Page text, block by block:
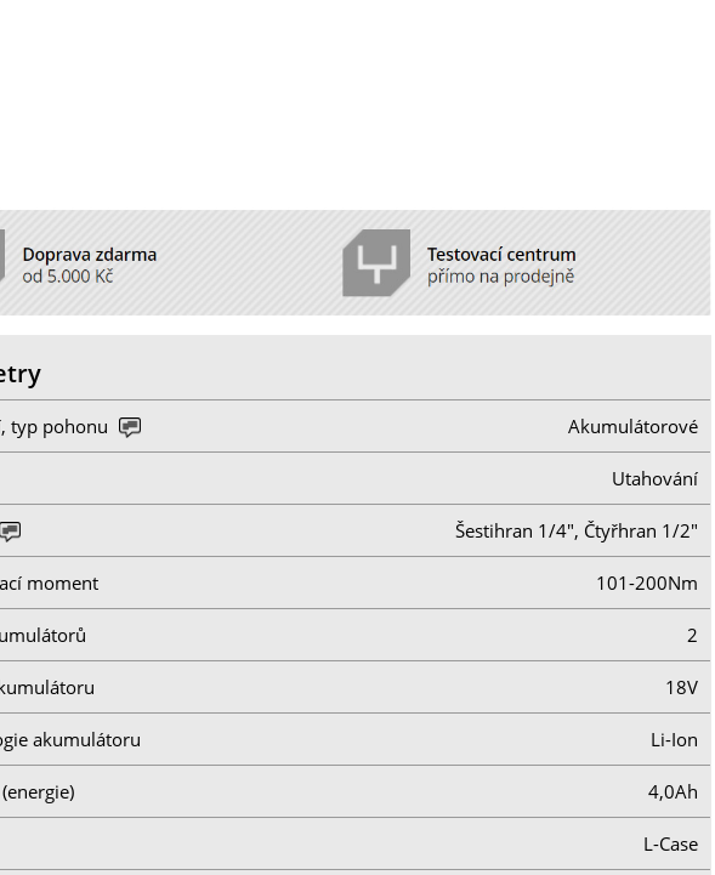
typ pohonu Akumulátorové
Utahování
Šestihran 1/4", Čtyřhran 1/2"
moment 101-200Nm
2
18V
akumulátoru Li-Ion
4,0Ah
L-Case